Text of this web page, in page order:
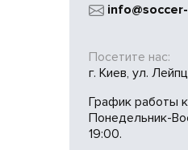
Посетите нас:
г. Киев, ул.
График работы
Понедельник-
19:00.